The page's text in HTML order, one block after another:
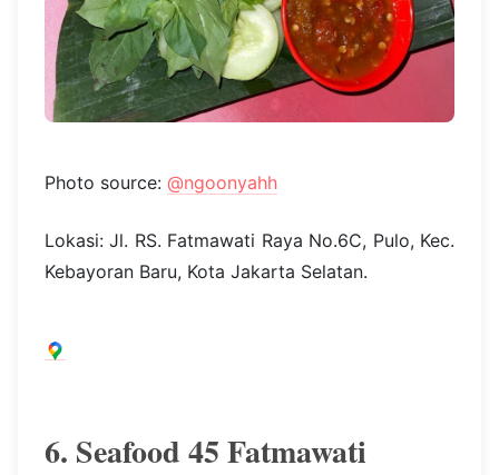
Photo source: @ngoonyahh
Lokasi: Jl. RS. Fatmawati Raya No.6C, Pulo, Kec.
Kebayoran Baru, Kota Jakarta Selatan.
6. Seafood 45 Fatmawati